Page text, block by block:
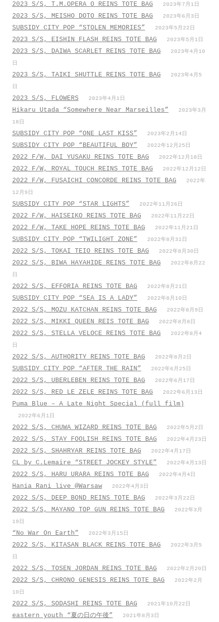
2023 S/S, T.M.OPERA O REINS TOTE BAG 2023年7月1日
2023 S/S, MEISHO DOTO REINS TOTE BAG 2023年6月3日
SUBSIDY CITY POP “STOLEN MEMORIES” 2023年5月22日
2023 S/S, EISHIN FLASH REINS TOTE BAG 2023年5月1日
2023 S/S, DAIWA SCARLET REINS TOTE BAG
2023年4月10
日
2023 S/S, TAIKI SHUTTLE REINS TOTE BAG
2023年4月5
日
2023 S/S, FLOWERS 2023年4月1日
Hikaru Utada “Somewhere Near Marseilles”
2023年3月
18日
SUBSIDY CITY POP “ONE LAST KISS” 2023年2月14日
SUBSIDY CITY POP “BEAUTIFUL BOY” 2022年12月25日
2022 F/W, DAI YUSAKU REINS TOTE BAG 2022年12月18日
2022 F/W, ROYAL TOUCH REINS TOTE BAG 2022年12月12日
2022 F/W, FUSAICHI CONCORDE REINS TOTE BAG
2022年
12月9日
SUBSIDY CITY POP “STAR LIGHTS” 2022年11月26日
2022 F/W, HAISEIKO REINS TOTE BAG 2022年11月22日
2022 F/W, TAKE HOPE REINS TOTE BAG 2022年11月21日
SUBSIDY CITY POP “TWILIGHT ZONE” 2022年8月31日
2022 S/S, TOKAI TEIO REINS TOTE BAG 2022年8月30日
2022 S/S, BIWA HAYAHIDE REINS TOTE BAG
2022年8月22
日
2022 S/S, EFFORIA REINS TOTE BAG 2022年8月21日
SUBSIDY CITY POP “SEA IS A LADY” 2022年8月10日
2022 S/S, MOZU KATCHAN REINS TOTE BAG 2022年8月9日
2022 S/S, MIKKI QUEEN REIS TOTE BAG 2022年8月8日
2022 S/S, STELLA VELOCE REINS TOTE BAG
2022年8月4
日
2022 S/S, AUTHORITY REINS TOTE BAG 2022年8月2日
SUBSIDY CITY POP “AFTER THE RAIN” 2022年6月25日
2022 S/S, UBERLEBEN REINS TOTE BAG 2022年6月17日
2022 S/S, RED LE ZELE REINS TOTE BAG 2022年6月13日
Puma Blue – A Late Night Special (full film)
2022年6月1日
2022 S/S, CHUWA WIZARD REINS TOTE BAG 2022年5月2日
2022 S/S, STAY FOOLISH REINS TOTE BAG 2022年4月23日
2022 S/S, SHAHRYAR REINS TOTE BAG 2022年4月17日
CL by C.Lemaire “STREET JOCKEY STYLE” 2022年4月13日
2022 S/S, HARU URARA REINS TOTE BAG 2022年4月4日
Hania Rani live @Warsaw 2022年4月3日
2022 S/S, DEEP BOND REINS TOTE BAG 2022年3月22日
2022 S/S, MAYANO TOP GUN REINS TOTE BAG
2022年3月
19日
“No War On Earth” 2022年3月15日
2022 S/S, KITASAN BLACK REINS TOTE BAG
2022年3月5
日
2022 S/S, TOSEN JORDAN REINS TOTE BAG 2022年2月20日
2022 S/S, CHRONO GENESIS REINS TOTE BAG
2022年2月
10日
2022 S/S, SODASHI REINS TOTE BAG 2021年10月22日
eastern youth “夏の日の午後” 2021年8月3日